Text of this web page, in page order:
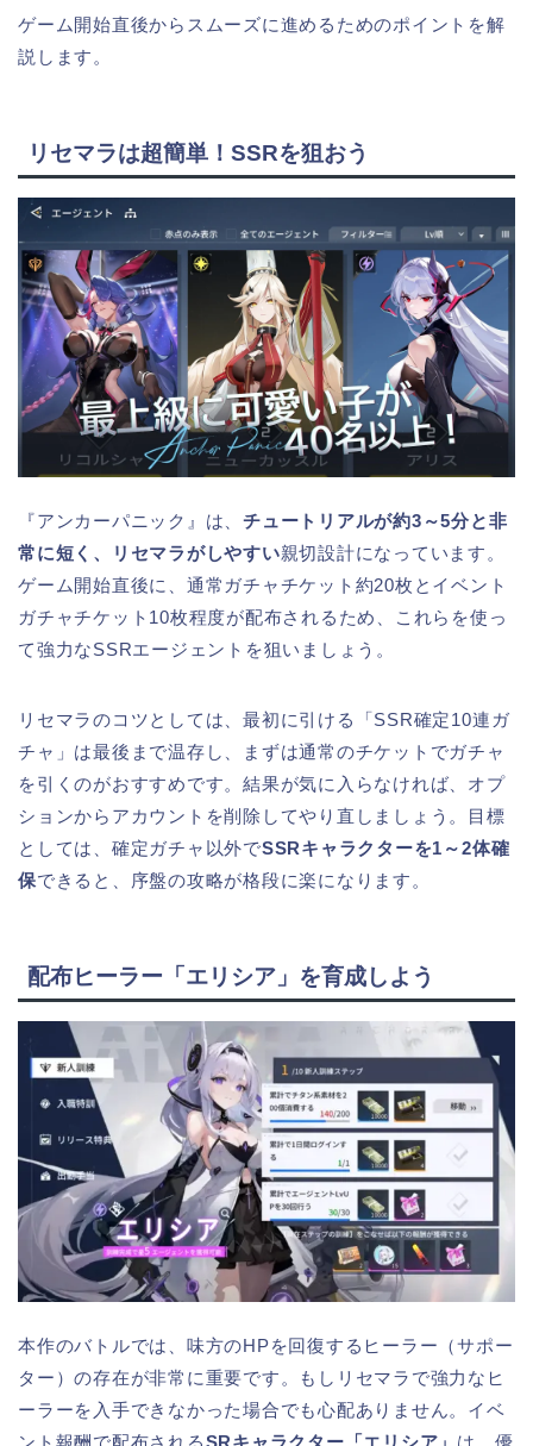
ゲーム開始直後からスムーズに進めるためのポイントを解
説します。
リセマラは超簡単！SSRを狙おう
『アンカーパニック』は、チュートリアルが約3～5分と非
常に短く、リセマラがしやすい親切設計になっています。
ゲーム開始直後に、通常ガチャチケット約20枚とイベント
ガチャチケット10枚程度が配布されるため、これらを使っ
て強力なSSRエージェントを狙いましょう。
リセマラのコツとしては、最初に引ける「SSR確定10連ガ
チャ」は最後まで温存し、まずは通常のチケットでガチャ
を引くのがおすすめです。結果が気に入らなければ、オプ
ションからアカウントを削除してやり直しましょう。目標
としては、確定ガチャ以外でSSRキャラクターを1～2体確
保できると、序盤の攻略が格段に楽になります。
配布ヒーラー「エリシア」を育成しよう
本作のバトルでは、味方のHPを回復するヒーラー（サポー
ター）の存在が非常に重要です。もしリセマラで強力なヒ
ーラーを入手できなかった場合でも心配ありません。イベ
ント報酬で配布されるSRキャラクター「エリシア」 は、優